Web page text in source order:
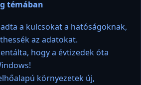
témában
a kulcsokat a hatóságoknak,
az adatokat.
hogy a évtizedek óta
környezetek új,